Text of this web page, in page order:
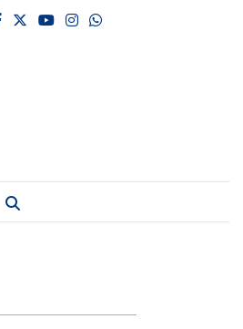
facebook
twitter
youtube
instagram
whatsapp